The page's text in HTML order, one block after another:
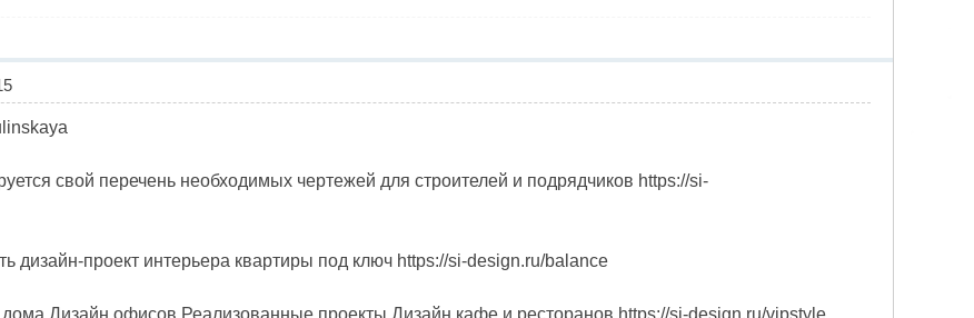
свой перечень необходимых чертежей для строителей и подрядчиков https://si-
дизайн-проект интерьера квартиры под ключ https://si-design.ru/balance
Дизайн офисов Реализованные проекты Дизайн кафе и ресторанов https://si-design.ru/vipstyle